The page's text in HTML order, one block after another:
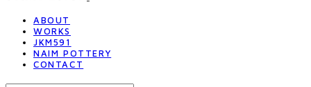
ABOUT
WORKS
JKM591
NAIM POTTERY
CONTACT